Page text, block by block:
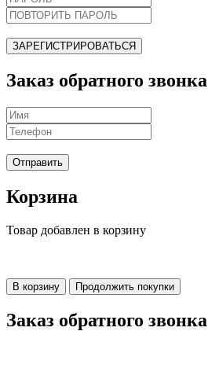
ЗАРЕГИСТРИРОВАТЬСЯ
Заказ обратного звонка
Отправить
Корзина
Товар добавлен в корзину
В корзину Продолжить покупки
Заказ обратного звонка